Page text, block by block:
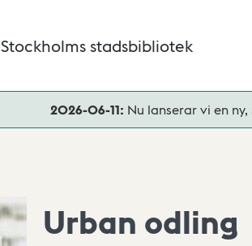
Stockholms stadsbibliotek
2026-06-11: Nu lanserar vi en
Urban odling